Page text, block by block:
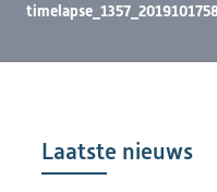
Laatste nieuws